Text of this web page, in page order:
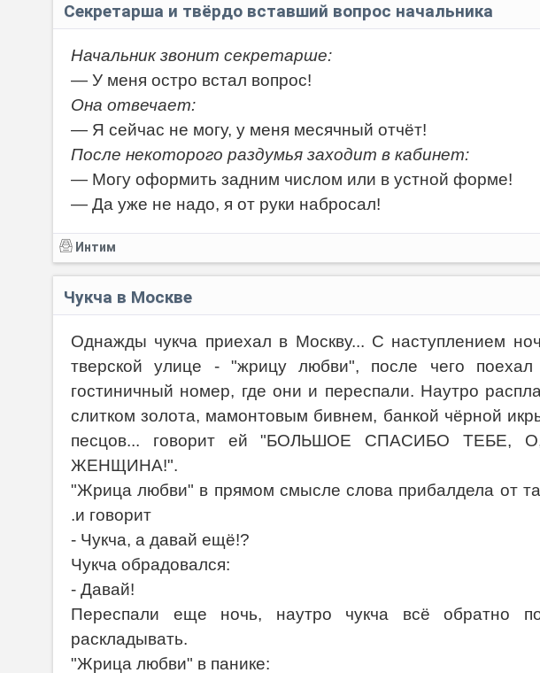
Секретарша и твёрдо вставший вопрос начальника
Начальник звонит секретарше:
— У меня остро встал вопрос!
Она отвечает:
— Я сейчас не могу, у меня месячный отчёт!
После некоторого раздумья заходит в кабинет:
— Могу оформить задним числом или в устной форме!
— Да уже не надо, я от руки набросал!
Интим
Чукча в Москве
Однажды чукча приехал в Москву... С наступлением
тверской улице - "жрицу любви", после чего
гостиничный номер, где они и переспали. Наутро
слитком золота, мамонтовым бивнем, банкой чёрной
песцов... говорит ей "БОЛЬШОЕ СПАСИБО ТЕБЕ,
ЖЕНЩИНА!".
"Жрица любви" в прямом смысле слова прибалдела от
.и говорит
- Чукча, а давай ещё!?
Чукча обрадовался:
- Давай!
Переспали еще ночь, наутро чукча всё обратно
раскладывать.
"Жрица любви" в панике: